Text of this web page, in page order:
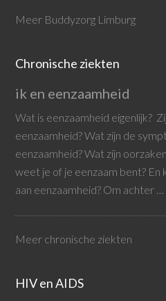
Meer Buddyzorg Limburg
Chronische ziekten
ik en eenzaamheid
Wat is eenzaamheid eigenlijk?
eenzaamheid? Wat zijn de
eenzaamheid? Wat zijn
weet je of je eenzaam bent? En
aan eenzaamheid? Om achter …
Meer chronische ziekten
HIV en AIDS